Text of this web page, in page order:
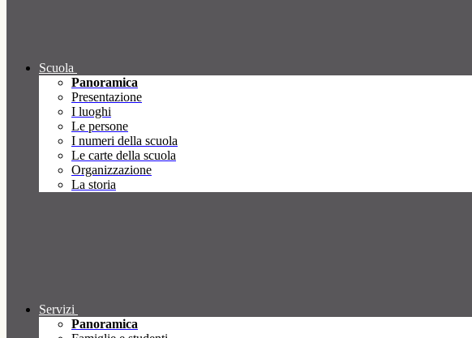
Scuola
Panoramica
Presentazione
I luoghi
Le persone
I numeri della scuola
Le carte della scuola
Organizzazione
La storia
Servizi
Panoramica